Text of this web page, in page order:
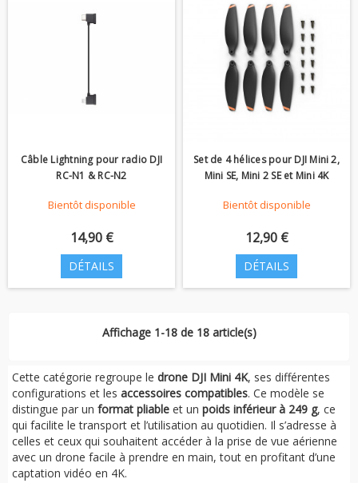
Câble Lightning pour radio DJI
RC-N1 & RC-N2
Bientôt disponible
14,90 €
DÉTAILS
Set de 4 hélices pour DJI Mini 2,
Mini SE, Mini 2 SE et Mini 4K
Bientôt disponible
12,90 €
DÉTAILS
Affichage 1-18 de 18 article(s)
Cette catégorie regroupe le drone DJI Mini 4K, ses différentes
configurations et les accessoires compatibles. Ce modèle se
distingue par un format pliable et un poids inférieur à 249 g, ce
qui facilite le transport et l’utilisation au quotidien. Il s’adresse à
celles et ceux qui souhaitent accéder à la prise de vue aérienne
avec un drone facile à prendre en main, tout en profitant d’une
captation vidéo en 4K.